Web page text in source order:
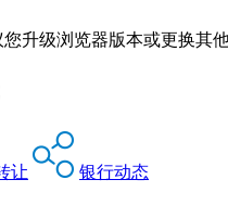
升级浏览器版本或更换其他
让
银行动态